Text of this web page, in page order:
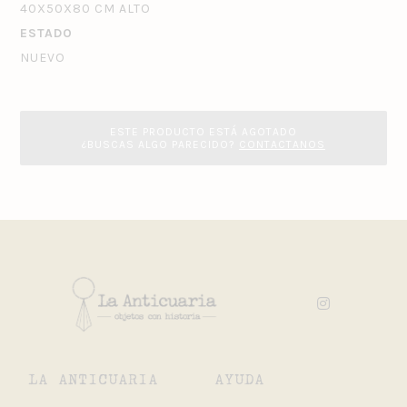
40X50X80 CM ALTO
ESTADO
NUEVO
LA ANTICUARIA AYUDA